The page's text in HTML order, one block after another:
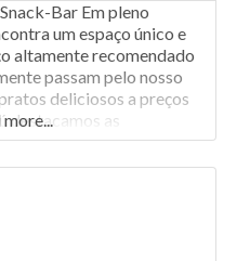
Bar Em pleno
um espaço único e
altamente recomendado
passam pelo nosso
deliciosos a preços
destacamos as
em prato, Baguetes,
e Combinados
Venha provar o
more...